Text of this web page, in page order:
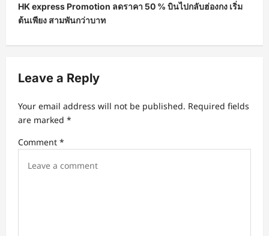
n
a
v
g
a
t
i
HK express Promotion ลดราคา 50 % บินไปกลับฮ่องกง เริ่ม
ต้นเพียง สามพันกว่าบาท
Leave a Reply
Your email address will not be published. Required fields
are marked *
Comment *